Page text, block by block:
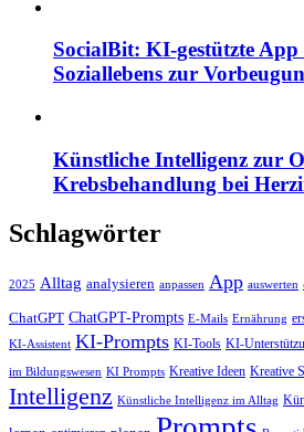
SocialBit: KI-gestützte App
Soziallebens zur
Künstliche Intelligenz zur
Krebsbehandlung bei
Schlagwörter
2025 Alltag analysieren anpassen App auswerten
ChatGPT ChatGPT-Prompts E-Mails Ernährung
KI-Assistent KI-Prompts KI-Tools KI-
im Bildungswesen KI Prompts Kreative Ideen Kreative
Intelligenz Künstliche Intelligenz im Alltag